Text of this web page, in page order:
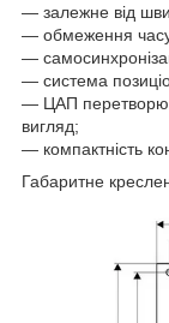
— залежне від
— обмеження
—
— система
— ЦАП
вигляд;
― компактність
Габаритне